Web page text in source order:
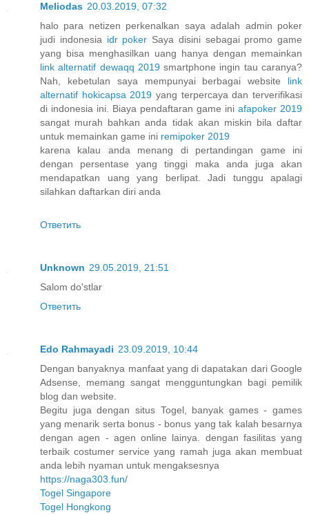
Meliodas 20.03.2019, 07:32
halo para netizen perkenalkan saya adalah admin poker
judi indonesia idr poker Saya disini sebagai promo game
yang bisa menghasilkan uang hanya dengan memainkan
link alternatif dewaqq 2019smartphone ingin tau caranya?
Nah, kebetulan saya mempunyai berbagai website link
alternatif hokicapsa 2019 yang terpercaya dan terverifikasi
di indonesia ini. Biaya pendaftaran game ini afapoker 2019
sangat murah bahkan anda tidak akan miskin bila daftar
untuk memainkan game ini remipoker 2019
karena kalau anda menang di pertandingan game ini
dengan persentase yang tinggi maka anda juga akan
mendapatkan uang yang berlipat. Jadi tunggu apalagi
silahkan daftarkan diri anda
Ответить
Unknown 29.05.2019, 21:51
Salom do'stlar
Ответить
Edo Rahmayadi 23.09.2019, 10:44
Dengan banyaknya manfaat yang di dapatakan dari Google
Adsense, memang sangat mengguntungkan bagi pemilik
blog dan website.
Begitu juga dengan situs Togel, banyak games - games
yang menarik serta bonus - bonus yang tak kalah besarnya
dengan agen - agen online lainya. dengan fasilitas yang
terbaik costumer service yang ramah juga akan membuat
anda lebih nyaman untuk mengaksesnya
https://naga303.fun/
Togel Singapore
Togel Hongkong